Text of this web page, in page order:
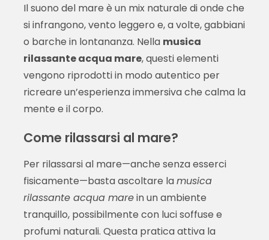
Il suono del mare è un mix naturale di onde che
si infrangono, vento leggero e, a volte, gabbiani
o barche in lontananza. Nella musica
rilassante acqua mare, questi elementi
vengono riprodotti in modo autentico per
ricreare un’esperienza immersiva che calma la
mente e il corpo.
Come rilassarsi al mare?
Per rilassarsi al mare—anche senza esserci
fisicamente—basta ascoltare lamusica
rilassante acqua marein un ambiente
tranquillo, possibilmente con luci soffuse e
profumi naturali. Questa pratica attiva la